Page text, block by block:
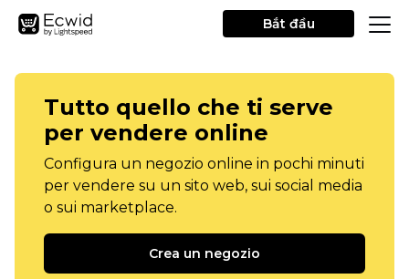
Bắt đầu
Tutto quello che ti serve
per vendere online
Configura un negozio online in pochi minuti
per vendere su un sito web, sui social media
o sui marketplace.
Crea un negozio